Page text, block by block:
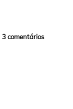
3 comentários